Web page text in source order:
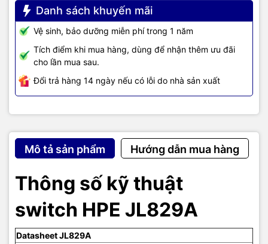
Danh sách khuyến mãi
Vệ sinh, bảo dưỡng miễn phí trong 1 năm
Tích điểm khi mua hàng, dùng để nhận thêm ưu đãi
cho lần mua sau.
Đổi trả hàng 14 ngày nếu có lỗi do nhà sản xuất
Mô tả sản phẩm Hướng dẫn mua hàng
Thông số kỹ thuật
switch HPE JL829A
Datasheet JL829A
Maximum power
rating
44 W
Idle power
Notes:
Idle power is the actual power consumption
of the device with no ports connected.
Maximum power rating and maximum heat
infrastructure with fully loaded PoE (if
equipped), 100% traffic, all ports plugged in,
and all modules populated.
Current used is 5A Max when DC Power
used. For DC input power, idle power is
38W, maximum DC power used is 50W.
When supplemented with the use of an HPE
RPS1600 or RPS 800 Redundant Power
System, up to 54 W of DC power can be
supplied. DC input voltage range is -48 to